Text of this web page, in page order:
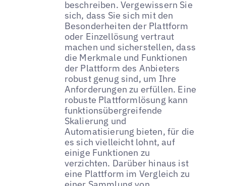
beschreiben. Vergewissern Sie
sich, dass Sie sich mit den
Besonderheiten der Plattform
oder Einzellösung vertraut
machen und sicherstellen, dass
die Merkmale und Funktionen
der Plattform des Anbieters
robust genug sind, um Ihre
Anforderungen zu erfüllen. Eine
robuste Plattformlösung kann
funktionsübergreifende
Skalierung und
Automatisierung bieten, für die
es sich vielleicht lohnt, auf
einige Funktionen zu
verzichten. Darüber hinaus ist
eine Plattform im Vergleich zu